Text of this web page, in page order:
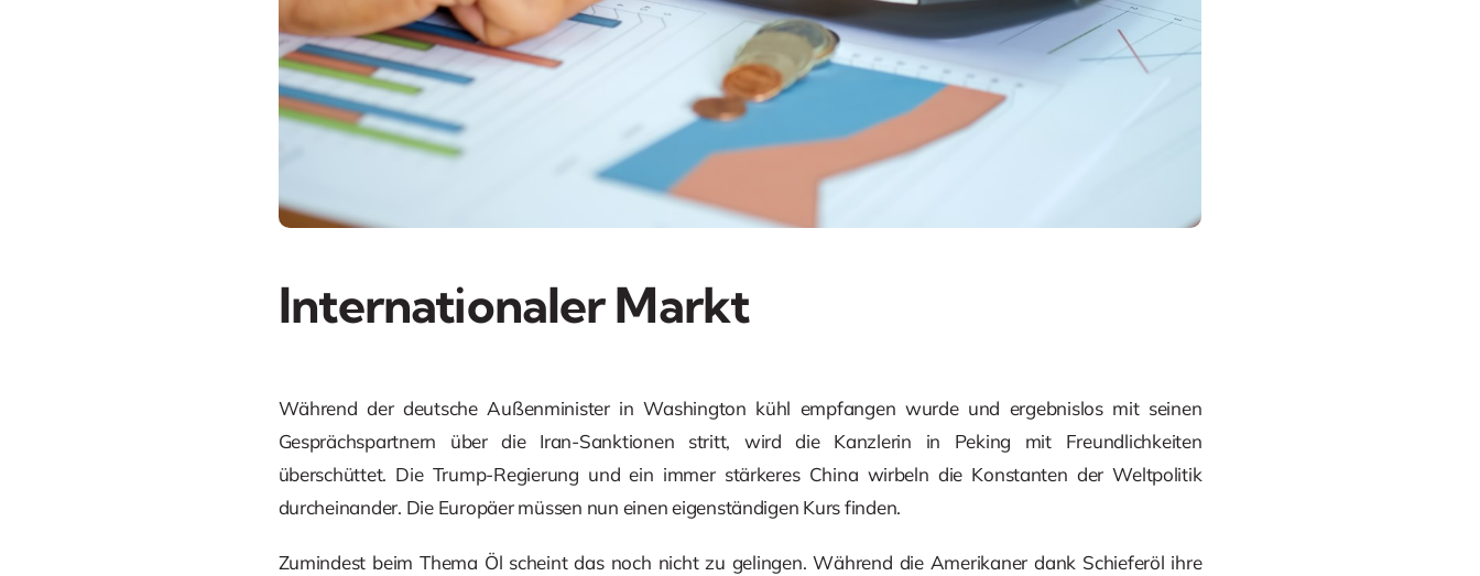
Internationaler Markt
Während der deutsche Außenminister in Washington kühl empfangen wurde und ergebnislos mit seinen
Gesprächspartnern über die Iran-Sanktionen stritt, wird die Kanzlerin in Peking mit Freundlichkeiten
überschüttet. Die Trump-Regierung und ein immer stärkeres China wirbeln die Konstanten der Weltpolitik
durcheinander. Die Europäer müssen nun einen eigenständigen Kurs finden.
Zumindest beim Thema Öl scheint das noch nicht zu gelingen. Während die Amerikaner dank Schieferöl ihre